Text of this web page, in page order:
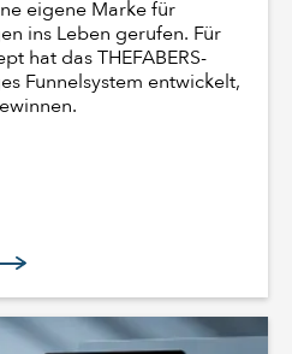
eigene Marke für
ins Leben gerufen. Für
hat das THEFABERS-
Funnelsystem entwickelt,